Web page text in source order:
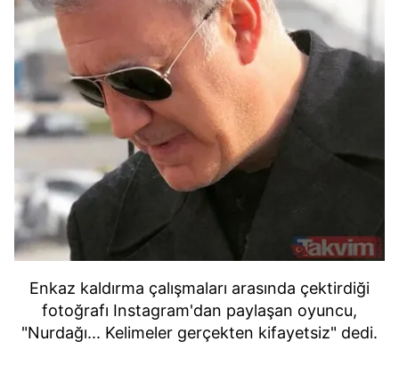
Enkaz kaldırma çalışmaları arasında çektirdiği
fotoğrafı Instagram'dan paylaşan oyuncu,
"Nurdağı... Kelimeler gerçekten kifayetsiz" dedi.